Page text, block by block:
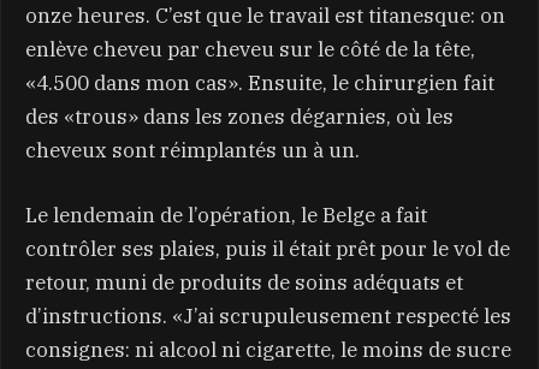
onze heures. C’est que le travail est titanesque: on
enlève cheveu par cheveu sur le côté de la tête,
«4.500 dans mon cas». Ensuite, le chirurgien fait
des «trous» dans les zones dégarnies, où les
cheveux sont réimplantés un à un.
Le lendemain de l’opération, le Belge a fait
contrôler ses plaies, puis il était prêt pour le vol de
retour, muni de produits de soins adéquats et
d’instructions. «J’ai scrupuleusement respecté les
consignes: ni alcool ni cigarette, le moins de sucre